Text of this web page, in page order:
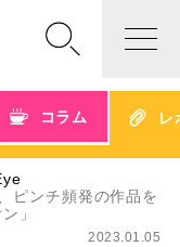
コラム レ
ピンチ頻発の作品を
」
2023.01.05